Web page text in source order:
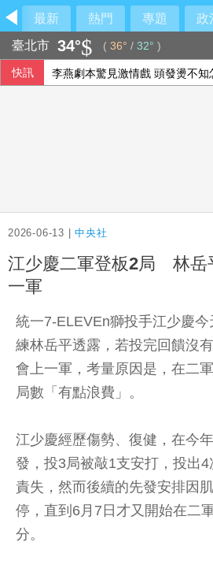
最新 熱門 專題 政
臺北市 34° ( 36° / 32° )
快訊 李燕劇本驚見激情戲 頭發燙不知
2026-06-13 |中央社
江少慶二軍登板2局 林岳
一軍
統一7-ELEVEn獅投手江少慶
練林岳平透露，若投完回饋沒
會上一軍，考量原因是，在二
局數「有點浪費」。
江少慶經歷傷勢、復健，在今
發，投3局被敲1支安打，投出
責失，然而後續的先發安排因
停，直到6月7日才又開始在二
分。